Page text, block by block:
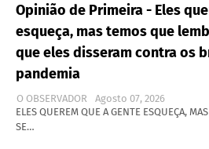
Opinião de Primeira - Eles
esqueça, mas temos que
que eles disseram contra os
pandemia
O OBSERVADOR
Agosto 07, 2026
ELES QUEREM QUE A GENTE ESQUEÇA,
SE…